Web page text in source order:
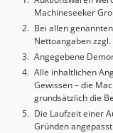
und elektrische
Roboterzellen - 2
Abmessungen im
Länge x Breite x
Meter Transport
angeboten
Fragen oder
wenden. Mit
Machineseeker
Bei allen
Nettoangaben
Angegebene
Alle inhaltlichen
Gewissen – die
grundsätzlich die
Die Laufzeit einer
Gründen